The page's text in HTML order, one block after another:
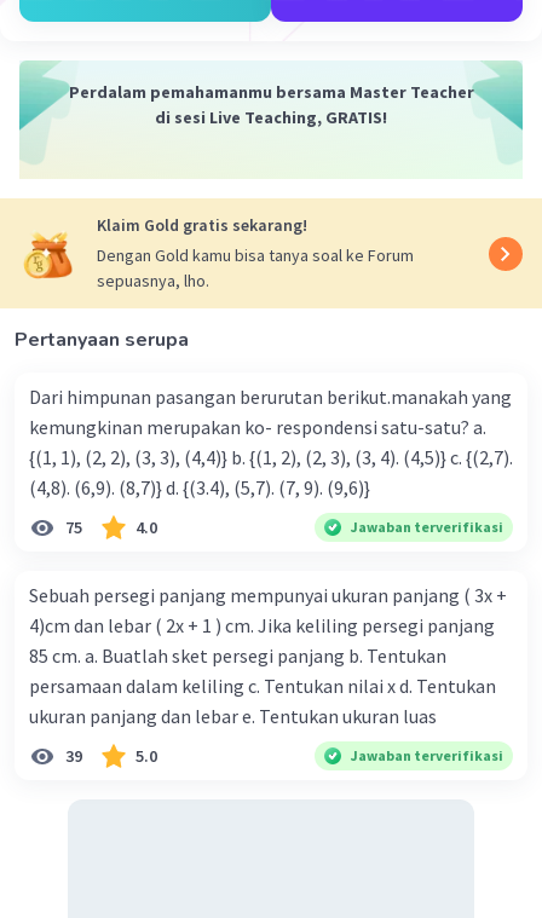
Perdalam pemahamanmu bersama Master Teacher
di sesi Live Teaching, GRATIS!
Klaim Gold gratis sekarang!
Dengan Gold kamu bisa tanya soal ke Forum
sepuasnya, lho.
Pertanyaan serupa
Dari himpunan pasangan berurutan berikut.manakah yang
kemungkinan merupakan ko- respondensi satu-satu? a.
{(1, 1), (2, 2), (3, 3), (4,4)} b. {(1, 2), (2, 3), (3, 4). (4,5)} c. {(2,7).
(4,8). (6,9). (8,7)} d. {(3.4), (5,7). (7, 9). (9,6)}
75 4.0 Jawaban terverifikasi
Sebuah persegi panjang mempunyai ukuran panjang ( 3x +
4)cm dan lebar ( 2x + 1 ) cm. Jika keliling persegi panjang
85 cm. a. Buatlah sket persegi panjang b. Tentukan
persamaan dalam keliling c. Tentukan nilai x d. Tentukan
ukuran panjang dan lebar e. Tentukan ukuran luas
39 5.0 Jawaban terverifikasi